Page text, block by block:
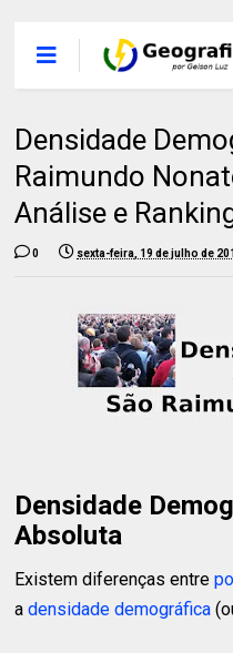
Densidade
Raimundo
Análise e
0 sexta-feira, 19 de julho de
Densidade
Absoluta
Existem diferenças entre
adensidade demográfica